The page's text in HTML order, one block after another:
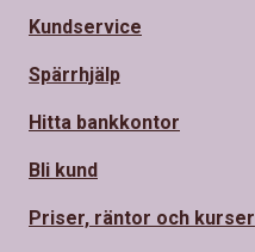
Kundservice
Spärrhjälp
Hitta bankkontor
Bli kund
Priser, räntor och kurser